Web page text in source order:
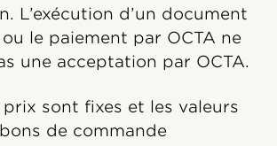
L’exécution d’un document
le paiement par OCTA ne
une acceptation par OCTA.
prix sont fixes et les valeurs
de commande